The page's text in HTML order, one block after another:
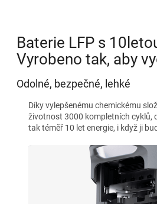
Baterie LFP s
Vyrobeno tak, aby
Odolné, bezpečné, lehké
Díky vylepšenému chemickému
životnost 3000 kompletních cyklů,
tak téměř 10 let energie, i když ji